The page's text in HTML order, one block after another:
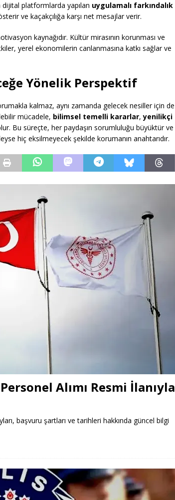
dijital platformlarda yapılan uygulamalı farkındalık
ve kaçakçılığa karşı net mesajlar verir.
kaynağıdır. Kültür mirasının korunması ve
yerel ekonomilerin canlanmasına katkı sağlar ve
Yönelik Perspektif
kalmaz, aynı zamanda gelecek nesiller için de
mücadele, bilimsel temelli kararlar,yenilikçi
Bu süreçte, her paydaşın sorumluluğu büyüktür ve
hiç eksilmeyecek şekilde korumanın anahtarıdır.
Alımı Resmi İlanıyla
başvuru şartları ve tarihleri hakkında güncel bilgi